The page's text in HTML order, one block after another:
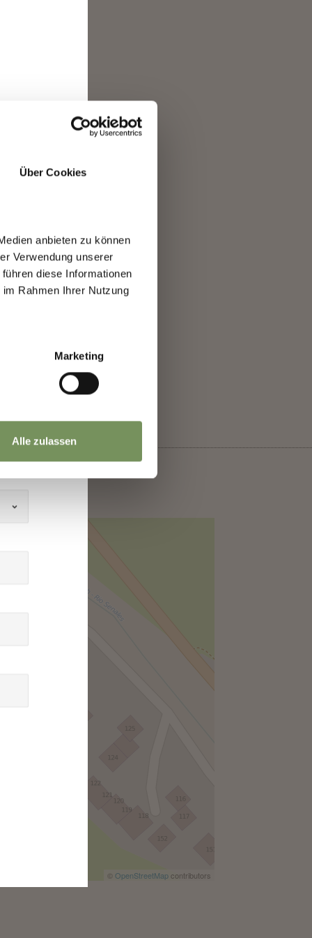
Über Cookies
anbieten zu können
Verwendung unserer
diese Informationen
Rahmen Ihrer Nutzung
Marketing
Alle zulassen
NEIN
© OpenStreetMapcontributors